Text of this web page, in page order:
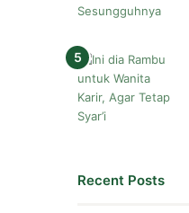
Recent Posts